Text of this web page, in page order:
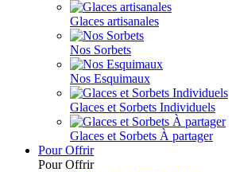
Glaces artisanales
Nos Sorbets
Nos Esquimaux
Glaces et Sorbets Individuels
Glaces et Sorbets À partager
Pour Offrir
Pour Offrir